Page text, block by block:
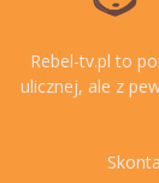
Rebel-tv.pl to
ulicznej, ale z